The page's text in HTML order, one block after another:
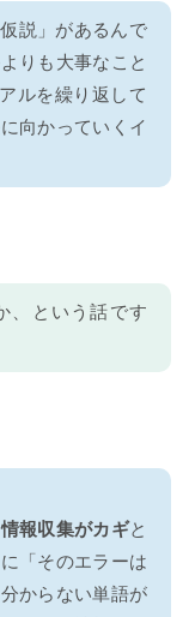
説」があるんで
りも大事なこと
ルを繰り返して
向かっていくイ
、という話です
報収集がカギと
「そのエラーは
からない単語が